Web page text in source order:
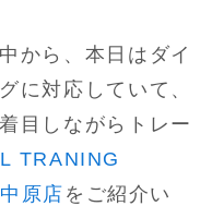
から、本日はダイ
に対応していて、
目しながらトレー
TRANING
原店 をご紹介い